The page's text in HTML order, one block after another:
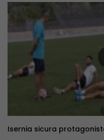
Isernia sicura